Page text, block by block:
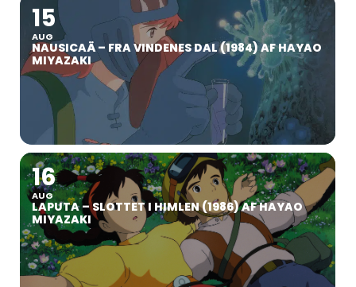
15
AUG
NAUSICAÄ – FRA VINDENES DAL (1984) AF HAYAO
MIYAZAKI
16
AUG
LAPUTA – SLOTTET I HIMLEN (1986) AF HAYAO
MIYAZAKI